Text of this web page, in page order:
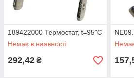
189422000 Термостат, t=95"C
Немає в наявності
292,42 ₴